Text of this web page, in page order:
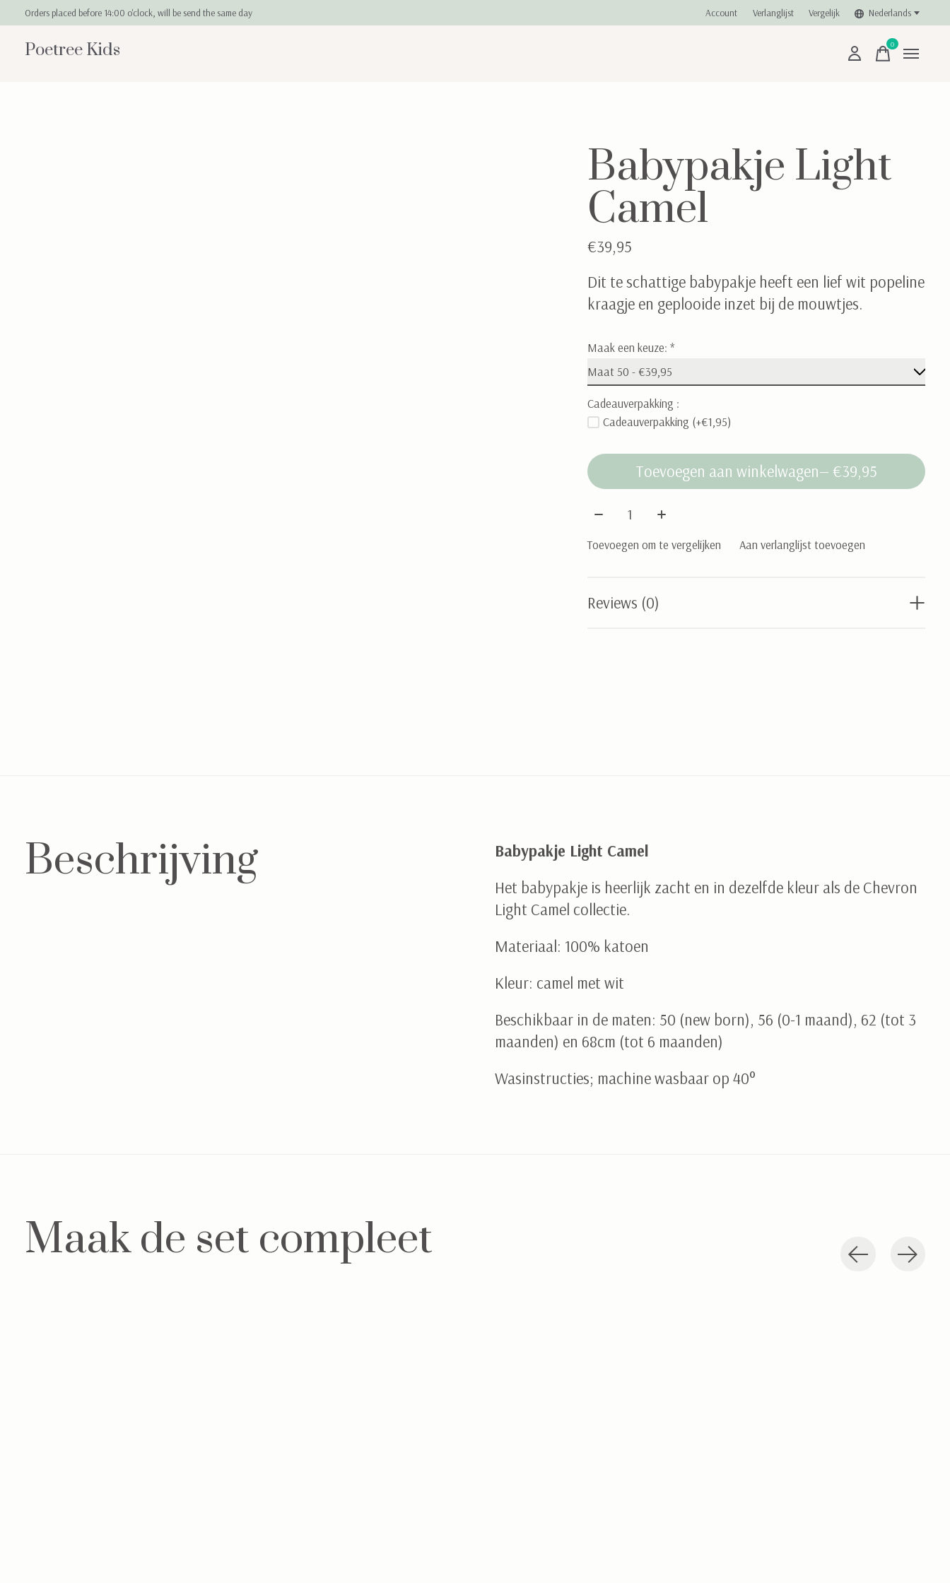
Orders placed before 14:00 o'clock, will be send the same day Account Verlanglijst Vergelijk Nederlands
Poetree Kids 0items
Babypakje Light
Camel
€39,95
Dit te schattige babypakje heeft een lief wit popeline
kraagje en geplooide inzet bij de mouwtjes.
Maak een keuze:*
Cadeauverpakking :
Cadeauverpakking (+€1,95)
Toevoegen aan winkelwagen
— €39,95
Aantal:
Toevoegen om te vergelijken Aan verlanglijst toevoegen
Reviews (0)
Beschrijving
Babypakje Light Camel
Het babypakje is heerlijk zacht en in dezelfde kleur als de Chevron
Light Camel collectie.
Materiaal: 100% katoen
Kleur: camel met wit
Beschikbaar in de maten: 50 (new born), 56 (0-1 maand), 62 (tot 3
maanden) en 68cm (tot 6 maanden)
Wasinstructies; machine wasbaar op 40°
Maak de set compleet